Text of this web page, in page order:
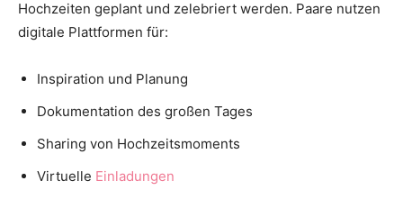
Hochzeiten geplant und zelebriert werden. Paare nutzen
digitale Plattformen für:
Inspiration und Planung
Dokumentation des großen Tages
Sharing von Hochzeitsmoments
Virtuelle Einladungen